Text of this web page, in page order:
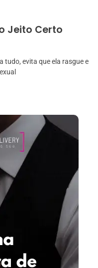
Jeito Certo
tudo, evita que ela rasgue e